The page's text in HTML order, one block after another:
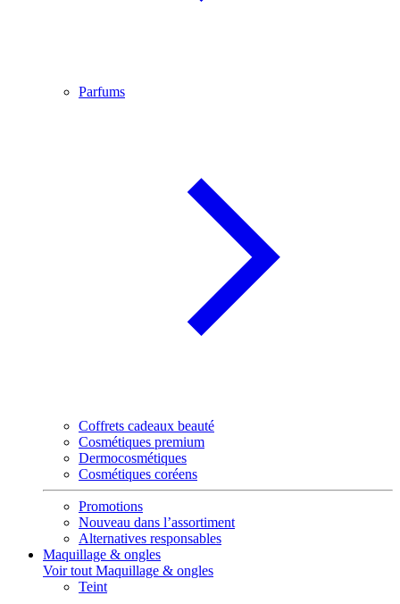
Parfums
Coffrets cadeaux beauté
Cosmétiques premium
Dermocosmétiques
Cosmétiques coréens
Promotions
Nouveau dans l’assortiment
Alternatives responsables
Maquillage & ongles
Voir tout Maquillage & ongles
Teint